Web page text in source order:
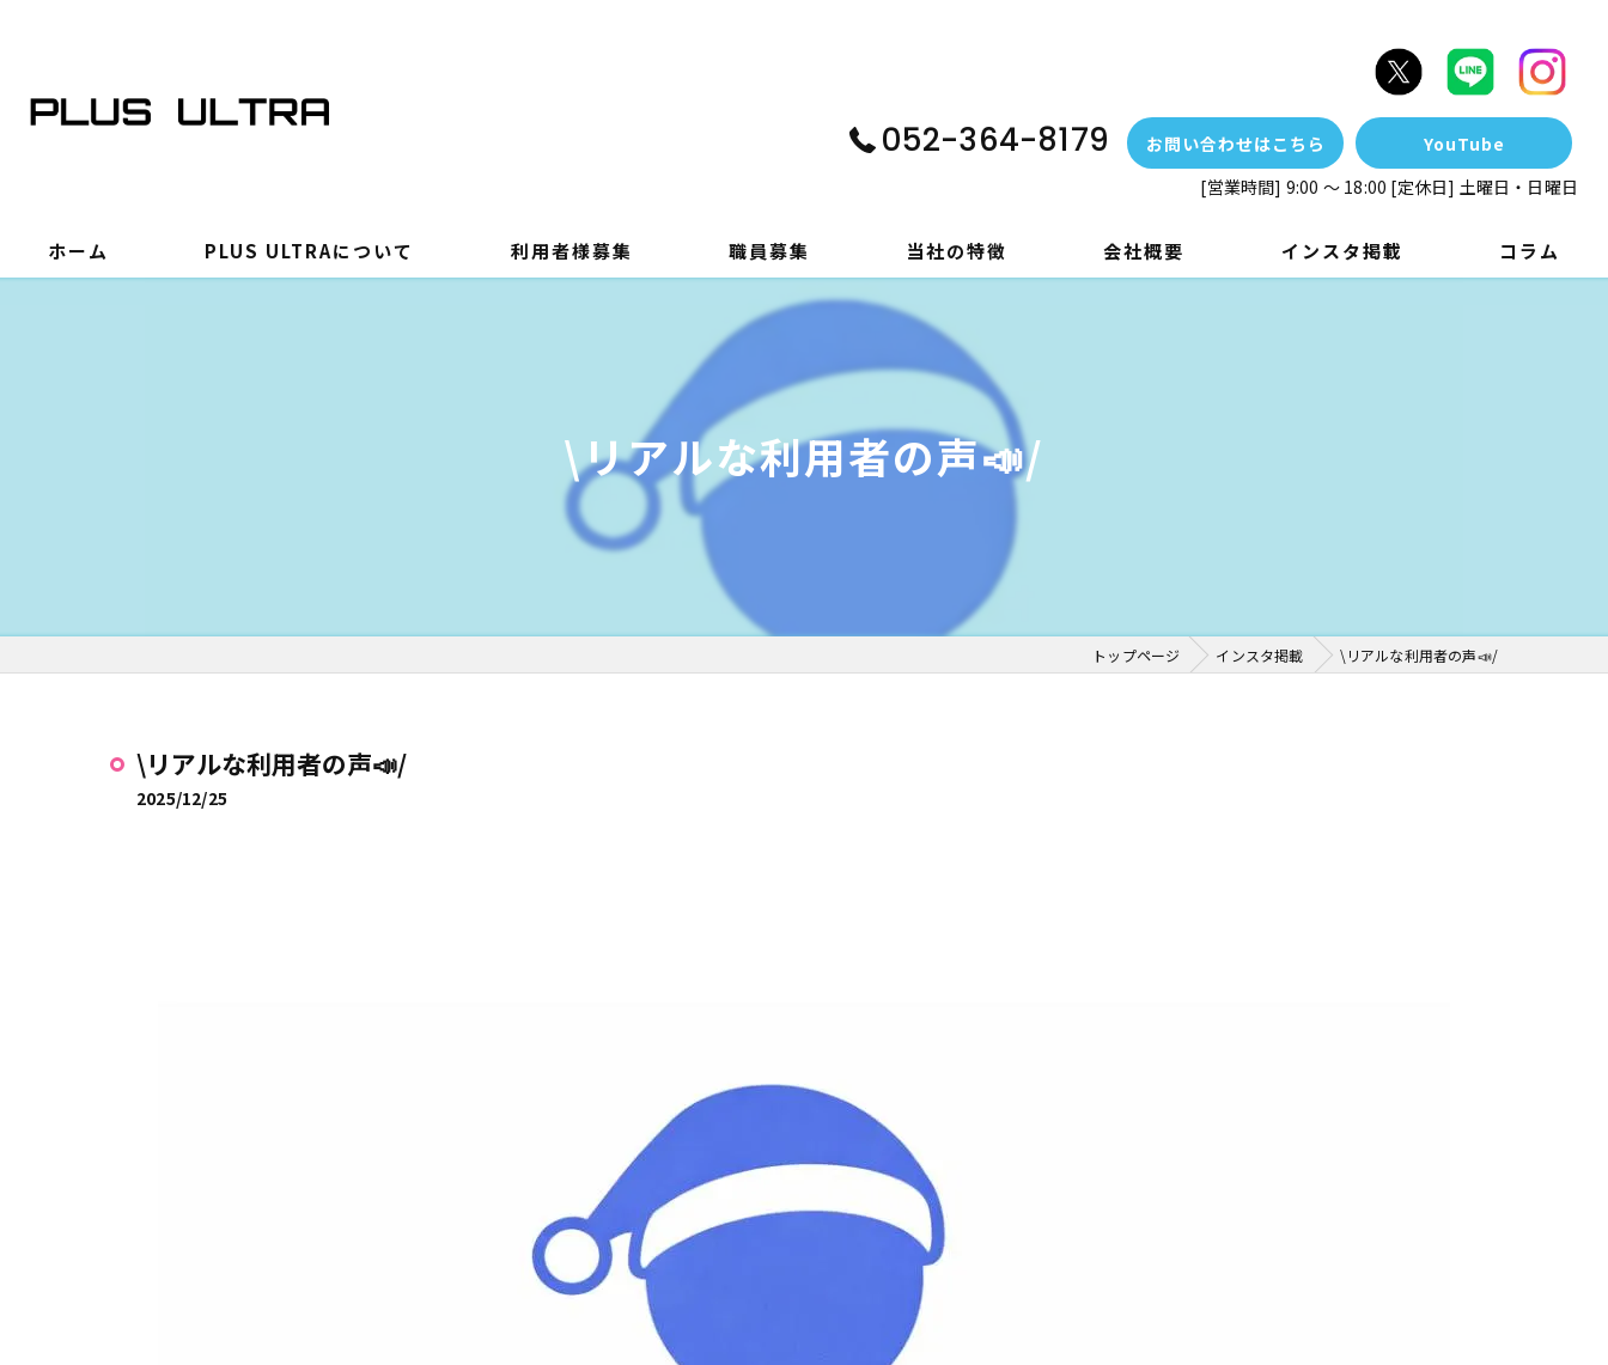
052-364-8179 お問い合わせはこちら
YouTube
[営業時間] 9:00 ～ 18:00 [定休日] 土曜日・日曜日
ホーム PLUS ULTRAについて 利用者様募集 職員募集 当社の特徴
パソコン
在宅支援
動画編集
会社概要 インスタ掲載 コラム
\リアルな利用者の声📣/
トップページ インスタ掲載 \リアルな利用者の声📣/
\リアルな利用者の声📣/
2025/12/25